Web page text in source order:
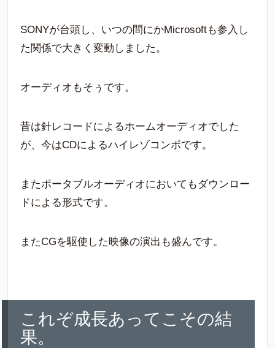
SONYが台頭し、いつの間にかMicrosoftも参入し
た関係で大きく変動しました。
オーディオもそぅです。
昔は針レコードによるホームオーディオでした
が、今はCDによるハイレゾコンポです。
またポータブルオーディオにおいてもダウンロー
ドによる形式です。
またCGを駆使した映像の演出も盛んです。
これぞ成長あってこその結
果。